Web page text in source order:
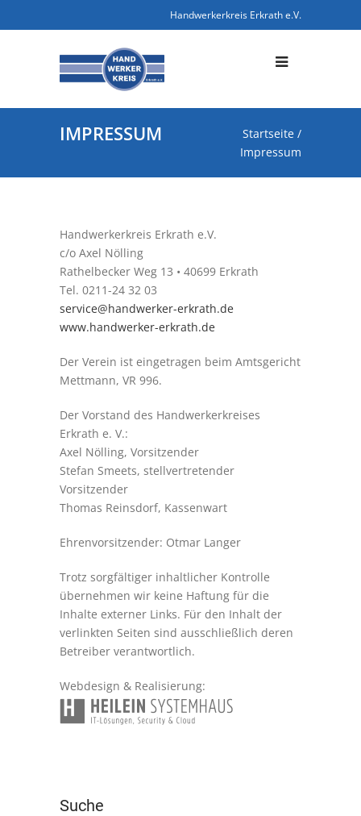
Handwerkerkreis Erkrath e.V.
IMPRESSUM Startseite /
Impressum
Handwerkerkreis Erkrath e.V.
c/o Axel Nölling
Rathelbecker Weg 13 • 40699 Erkrath
Tel. 0211-24 32 03
service@handwerker-erkrath.de
www.handwerker-erkrath.de
Der Verein ist eingetragen beim Amtsgericht
Mettmann, VR 996.
Der Vorstand des Handwerkerkreises
Erkrath e. V.:
Axel Nölling, Vorsitzender
Stefan Smeets, stellvertretender
Vorsitzender
Thomas Reinsdorf, Kassenwart
Ehrenvorsitzender: Otmar Langer
Trotz sorgfältiger inhaltlicher Kontrolle
übernehmen wir keine Haftung für die
Inhalte externer Links. Für den Inhalt der
verlinkten Seiten sind ausschließlich deren
Betreiber verantwortlich.
Webdesign & Realisierung:
Suche